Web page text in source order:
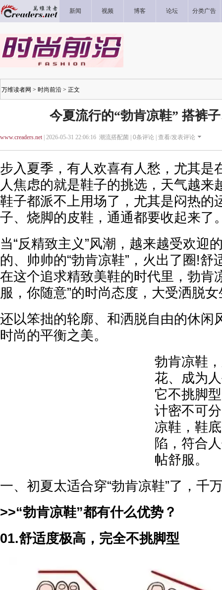
新闻 视频 博客 论坛 分类广告
万维读者网 > 时尚前沿 > 正文
今夏流行的“勃肯凉鞋” 搭裤
www.creaders.net| 2026-05-31 22:06:16 潮流搭配菌 | 0条评论 | 查看/发表评论
步入夏季，有人欢喜有人愁，尤其是
人焦虑的就是鞋子的挑选，天气越来
鞋子都派不上用场了，尤其是闷热的
子、烧脚的皮鞋，通通都要收起来了
当“反精致主义”风潮，越来越受欢迎
的、帅帅的“勃肯凉鞋”，火出了圈!舒
在这个追求精致美鞋的时代里，勃肯
服，你随意”的时尚态度，大受洒脱
还以笨拙的轮廓、和洒脱自由的休闲
时尚的平衡之美。
勃肯凉鞋
花、成为
它不挑脚
计密不可
凉鞋，鞋
陷，符合
帖舒服。
一、初夏太适合穿“勃肯凉鞋”了，千
>>“勃肯凉鞋”都有什么优势？
01.舒适度极高，完全不挑脚型